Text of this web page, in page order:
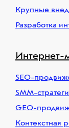
Крупные
Разработка
Интернет-
SEO-
SMM-
GEO-
Контекстная